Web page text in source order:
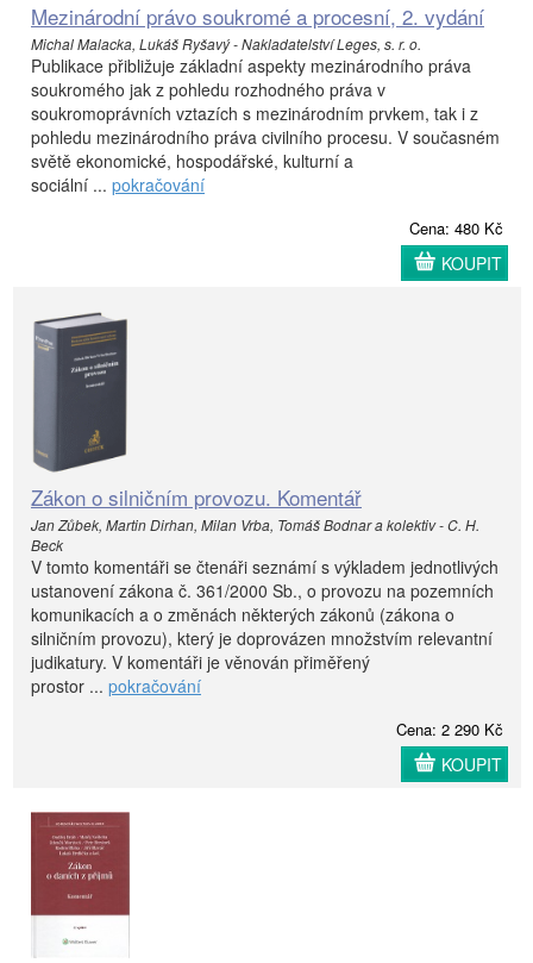
Mezinárodní právo soukromé a procesní, 2. vydání
Michal Malacka, Lukáš Ryšavý - Nakladatelství Leges, s. r. o.
Publikace přibližuje základní aspekty mezinárodního práva
soukromého jak z pohledu rozhodného práva v
soukromoprávních vztazích s mezinárodním prvkem, tak i z
pohledu mezinárodního práva civilního procesu. V současném
světě ekonomické, hospodářské, kulturní a
sociální ... pokračování
Cena: 480 Kč
KOUPIT
Zákon o silničním provozu. Komentář
Jan Zůbek, Martin Dirhan, Milan Vrba, Tomáš Bodnar a kolektiv - C. H.
Beck
V tomto komentáři se čtenáři seznámí s výkladem jednotlivých
ustanovení zákona č. 361/2000 Sb., o provozu na pozemních
komunikacích a o změnách některých zákonů (zákona o
silničním provozu), který je doprovázen množstvím relevantní
judikatury. V komentáři je věnován přiměřený
prostor ... pokračování
Cena: 2 290 Kč
KOUPIT